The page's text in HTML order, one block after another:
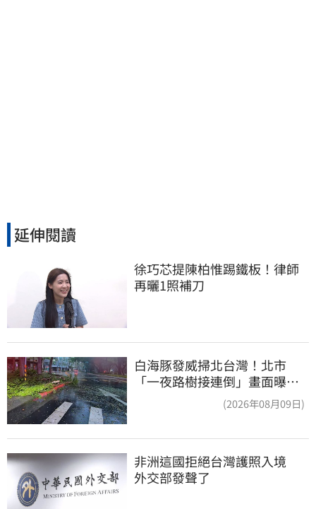
延伸閱讀
徐巧芯提陳柏惟踢鐵板！律師
再曬1照補刀
白海豚發威掃北台灣！北市
「一夜路樹接連倒」畫面曝
15米巨樹躺路中央(2026年08月09日)
非洲這國拒絕台灣護照入境
外交部發聲了